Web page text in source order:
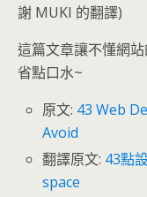
謝 MUKI 的翻譯)
這篇文章讓不懂網
省點口水~
原文: 43 Web
Avoid
翻譯原文: 43點
space